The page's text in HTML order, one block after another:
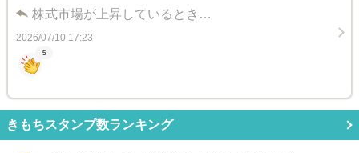
株式市場が上昇しているとき…
2026/07/10 17:23
5
きもちスタンプ数ランキング